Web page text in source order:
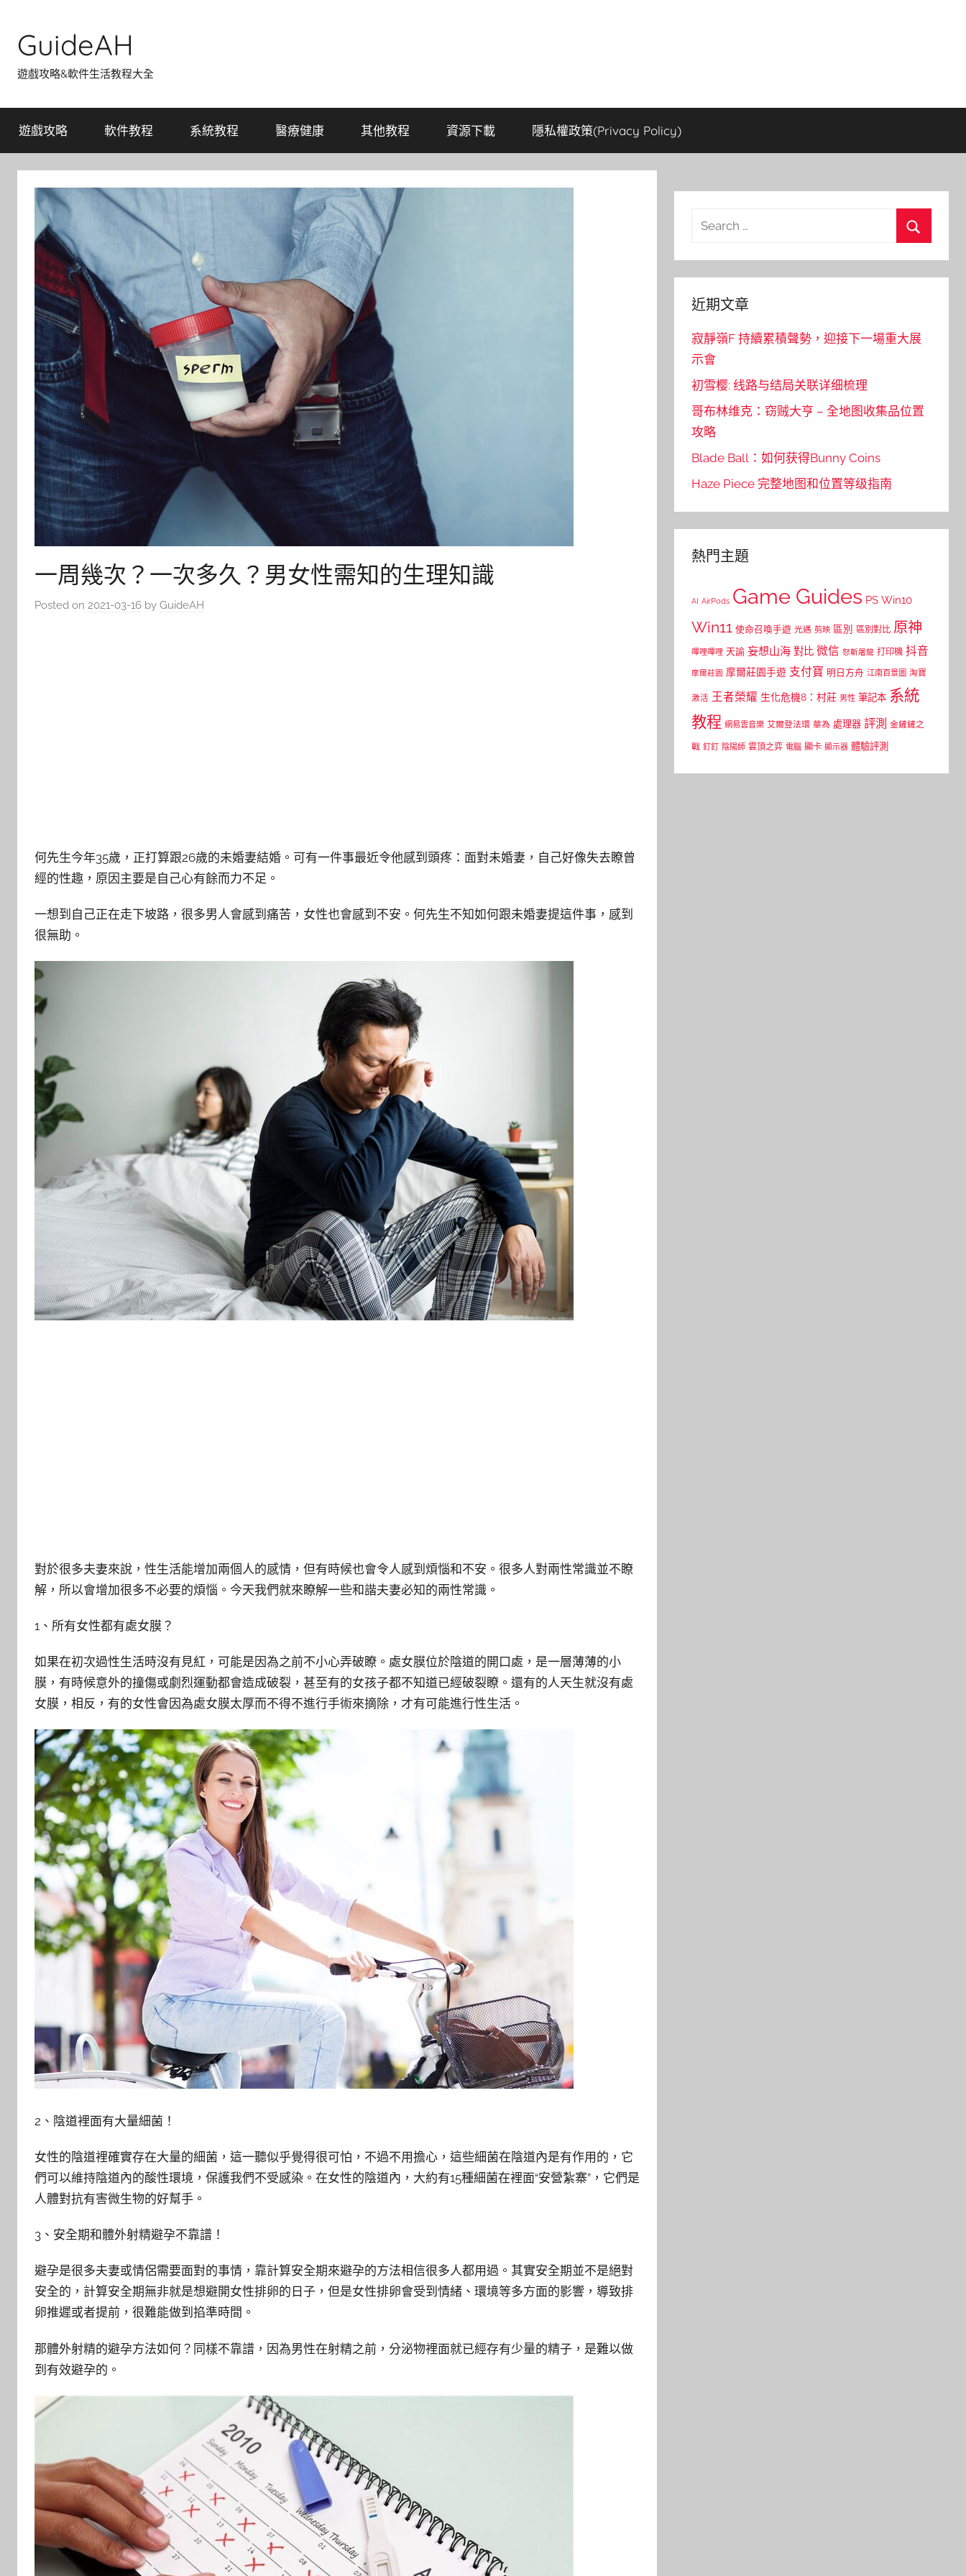
content
GuideAH
遊戲攻略&軟件生活教程大全
遊戲攻略 軟件教程 系統教程 醫療健康 其他教程 資源下載 隱私權政策(Privacy Policy)
一周幾次？一次多久？男女性需知的生理知識
Posted on 2021-03-16 by GuideAH
何先生今年35歲，正打算跟26歲的未婚妻結婚。可有一件事最近令他感到頭疼：面對未婚妻，自己好像失去瞭曾
經的性趣，原因主要是自己心有餘而力不足。
一想到自己正在走下坡路，很多男人會感到痛苦，女性也會感到不安。何先生不知如何跟未婚妻提這件事，感到
很無助。
對於很多夫妻來說，性生活能增加兩個人的感情，但有時候也會令人感到煩惱和不安。很多人對兩性常識並不瞭
解，所以會增加很多不必要的煩惱。今天我們就來瞭解一些和諧夫妻必知的兩性常識。
1、所有女性都有處女膜？
如果在初次過性生活時沒有見紅，可能是因為之前不小心弄破瞭。處女膜位於陰道的開口處，是一層薄薄的小
膜，有時候意外的撞傷或劇烈運動都會造成破裂，甚至有的女孩子都不知道已經破裂瞭。還有的人天生就沒有處
女膜 ， 相反，有的女性會因為處女膜太厚而不得不進行手術來摘除 ， 才有可能進行性生活。
2、陰道裡面有大量細菌！
女性的陰道裡確實存在大量的細菌，這一聽似乎覺得很可怕，不過不用擔心，這些細菌在陰道內是有作用的，它
們可以維持陰道內的酸性環境，保護我們不受感染。在女性的陰道內，大約有15種細菌在裡面“安營紮寨”，它們是
人體對抗有害微生物的好幫手。
3、安全期和體外射精避孕不靠譜！
避孕是很多夫妻或情侶需要面對的事情，靠計算安全期來避孕的方法相信很多人都用過。其實安全期並不是絕對
安全的，計算安全期無非就是想避開女性排卵的日子，但是女性排卵會受到情緒、環境等多方面的影響，導致排
卵推遲或者提前，很難能做到掐準時間。
那體外射精的避孕方法如何？同樣不靠譜，因為男性在射精之前，分泌物裡面就已經存有少量的精子，是難以做
到有效避孕的。
Search
近期文章
寂靜嶺F 持續累積聲勢，迎接下一場重大展
示會
初雪樱: 线路与结局关联详细梳理
哥布林维克：窃贼大亨 – 全地图收集品位置
攻略
Blade Ball：如何获得Bunny Coins
Haze Piece 完整地图和位置等级指南
熱門主題
AI AirPods Game Guides PS Win10
Win11 使命召喚手遊 光遇 剪映 區別 區別對比 原神
嗶哩嗶哩 天諭 妄想山海 對比 微信 怒斬屠龍 打印機 抖音
摩爾莊園 摩爾莊園手遊 支付寶 明日方舟 江南百景圖 淘寶
激活 王者榮耀 生化危機8：村莊 男性 筆記本 系統
教程 網易雲音樂 艾爾登法環 華為 處理器 評測 金鏟鏟之
戰 釘釘 陰陽師 雲頂之弈 電腦 顯卡 顯示器 體驗評測